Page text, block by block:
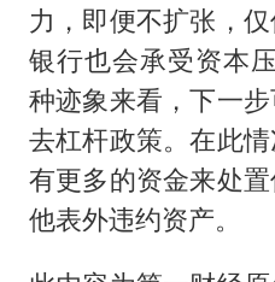
力，即便不扩张，
银行也会承受资本
种迹象来看，下一
去杠杆政策。在此
有更多的资金来处
他表外违约资产。